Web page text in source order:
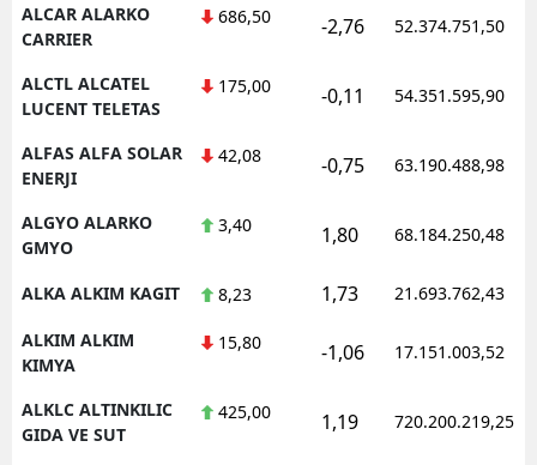
ALCAR ALARKO
CARRIER
686,50 -2,76 52.374.751,50
ALCTL ALCATEL
LUCENT TELETAS
175,00 -0,11 54.351.595,90
ALFAS ALFA SOLAR
ENERJI
42,08 -0,75 63.190.488,98
ALGYO ALARKO
GMYO
3,40 1,80 68.184.250,48
ALKA ALKIM KAGIT 8,23 1,73 21.693.762,43
ALKIM ALKIM
KIMYA
15,80 -1,06 17.151.003,52
ALKLC ALTINKILIC
GIDA VE SUT
425,00 1,19 720.200.219,25